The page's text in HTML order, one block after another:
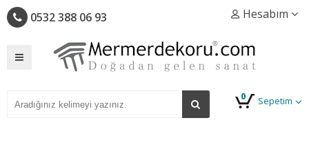
0532 388 06 93 Hesabım
Sepetim
0